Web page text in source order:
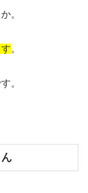
。
。
。